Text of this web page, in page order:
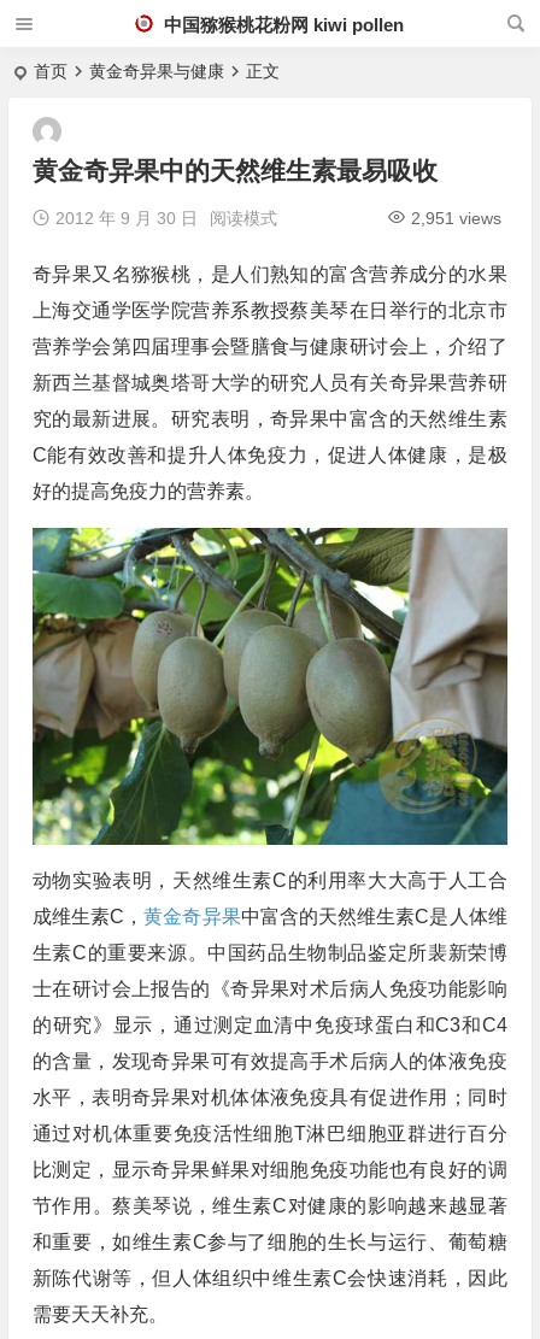
中国猕猴桃花粉网 kiwi pollen
首页 黄金奇异果与健康 正文
黄金奇异果中的天然维生素最易吸收
2012 年 9 月 30 日 2,951 views
阅读模式
奇异果又名猕猴桃，是人们熟知的富含营养成分的水果
上海交通学医学院营养系教授蔡美琴在日举行的北京市
营养学会第四届理事会暨膳食与健康研讨会上，介绍了
新西兰基督城奥塔哥大学的研究人员有关奇异果营养研
究的最新进展。研究表明，奇异果中富含的天然维生素
C能有效改善和提升人体免疫力，促进人体健康，是极
好的提高免疫力的营养素。
动物实验表明，天然维生素C的利用率大大高于人工合
成维生素C，黄金奇异果中富含的天然维生素C是人体维
生素C的重要来源。中国药品生物制品鉴定所裴新荣博
士在研讨会上报告的《奇异果对术后病人免疫功能影响
的研究》显示，通过测定血清中免疫球蛋白和C3和C4
的含量，发现奇异果可有效提高手术后病人的体液免疫
水平，表明奇异果对机体体液免疫具有促进作用；同时
通过对机体重要免疫活性细胞T淋巴细胞亚群进行百分
比测定，显示奇异果鲜果对细胞免疫功能也有良好的调
节作用。蔡美琴说，维生素C对健康的影响越来越显著
和重要，如维生素C参与了细胞的生长与运行、葡萄糖
新陈代谢等，但人体组织中维生素C会快速消耗，因此
需要天天补充。